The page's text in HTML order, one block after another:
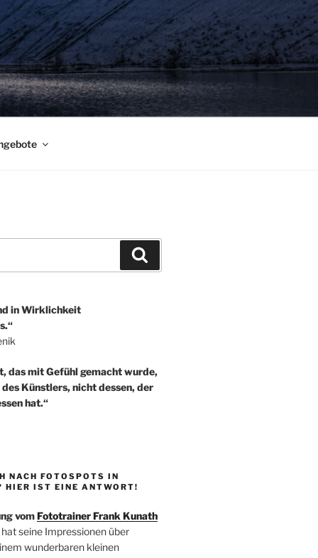
in Wirklichkeit
das mit Gefühl gemacht wurde,
Künstlers, nicht dessen, der
hat.“
NACH FOTOSPOTS IN
HIER IST EINE ANTWORT!
vomFototrainer Frank Kunath
seine Impressionen über
wunderbaren kleinen